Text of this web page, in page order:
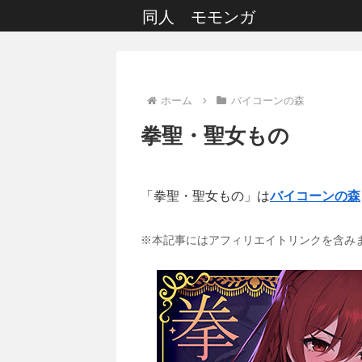
同人 モモンガ
ホーム バイコーンの森
拳聖・聖女もの
「拳聖・聖女もの」はバイコーンの森
※本記事にはアフィリエイトリンクを含み